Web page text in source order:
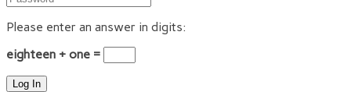
Please enter an answer in digits:
eighteen + one =